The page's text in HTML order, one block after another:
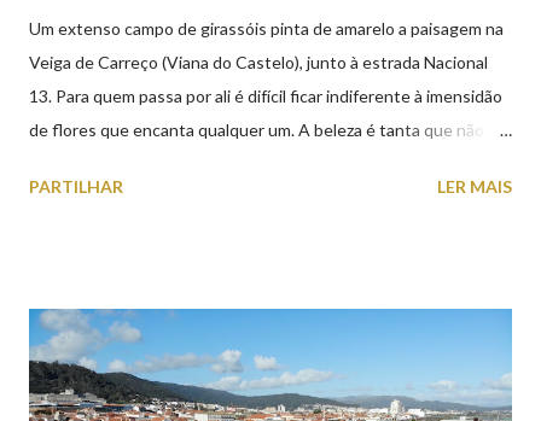
Um extenso campo de girassóis pinta de amarelo a paisagem na
Veiga de Carreço (Viana do Castelo), junto à estrada Nacional
13. Para quem passa por ali é difícil ficar indiferente à imensidão
de flores que encanta qualquer um. A beleza é tanta que não
aproveite a paisagem como cenário para tirar algumas
PARTILHAR LER MAIS